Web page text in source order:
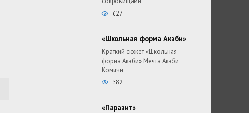
627
«Школьная форма Акэби»
Краткий сюжет «Школьная
форма Акэби» Мечта Акэби
Комичи
582
«Паразит»